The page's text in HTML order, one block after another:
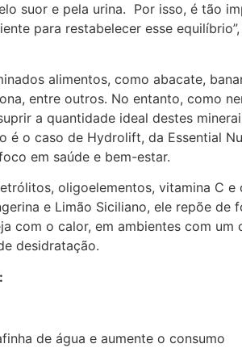
suor e pela urina. Por isso, é tão
para restabelecer esse
alimentos, como abacate,
entre outros. No entanto, como
a quantidade ideal destes
é o caso de Hydrolift, da Essential
em saúde e bem-estar.
oligoelementos, vitamina C e
e Limão Siciliano, ele repõe de
com o calor, em ambientes com um
desidratação.
de água e aumente o consumo